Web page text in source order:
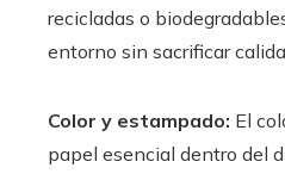
recicladas o
entorno sin sacrificar
Color y estampado: El
papel esencial dentro del